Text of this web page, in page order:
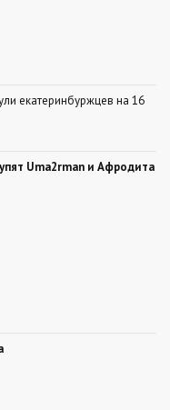
екатеринбуржцев на 16
Uma2rman и Афродита